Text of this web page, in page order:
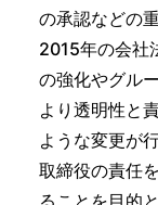
の承認などの
2015年の会社
の強化やグル
より透明性と
ような変更が
取締役の責任
ることを目的